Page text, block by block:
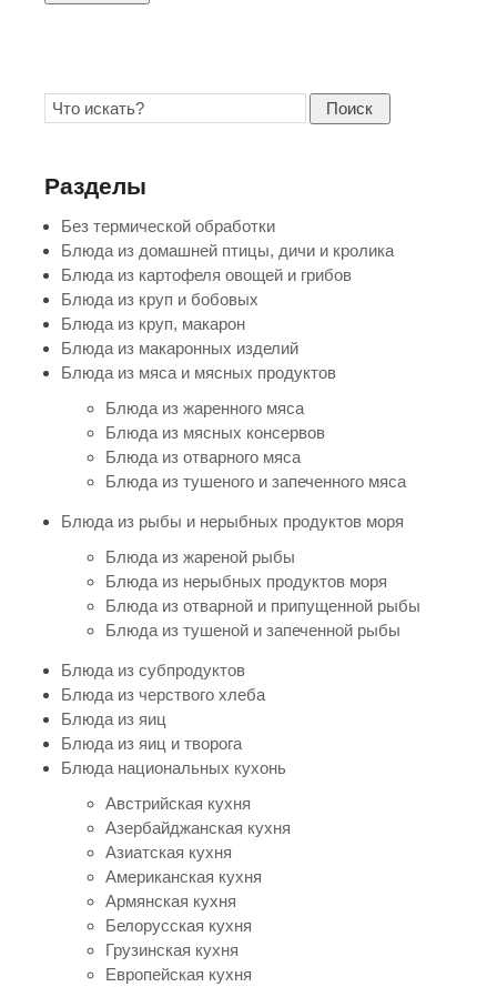
Поиск
Разделы
Без термической обработки
Блюда из домашней птицы, дичи и кролика
Блюда из картофеля овощей и грибов
Блюда из круп и бобовых
Блюда из круп, макарон
Блюда из макаронных изделий
Блюда из мяса и мясных продуктов
Блюда из жаренного мяса
Блюда из мясных консервов
Блюда из отварного мяса
Блюда из тушеного и запеченного мяса
Блюда из рыбы и нерыбных продуктов моря
Блюда из жареной рыбы
Блюда из нерыбных продуктов моря
Блюда из отварной и припущенной рыбы
Блюда из тушеной и запеченной рыбы
Блюда из субпродуктов
Блюда из черствого хлеба
Блюда из яиц
Блюда из яиц и творога
Блюда национальных кухонь
Австрийская кухня
Азербайджанская кухня
Азиатская кухня
Американская кухня
Армянская кухня
Белорусская кухня
Грузинская кухня
Европейская кухня